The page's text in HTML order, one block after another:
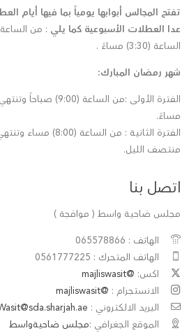
تفتح المجالس أبوابها يومياً بما فيها أيام
عدا العطلات الأسبوعية كما يلي
الساعة (3:30) مساءً .
شهر رمضان المبارك:
مساءً.
منتصف الليل.
اتصل بنا
مجلس ضاحية واسط ( موافجة )
الهاتف : 065578866
الهاتف المتحرك : 0561777225
اكس: @majliswasit
الانستجرام : @majliswasit
البريد الالكتروني :
الموقع الجغرافي :مجلس ضاحيةواسط